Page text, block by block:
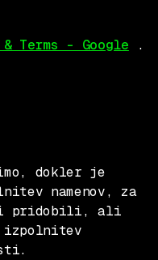
Terms – Google .
dokler je
namenov, za
pridobili, ali
izpolnitev